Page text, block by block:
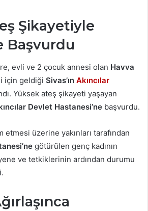
Şikayetiyle
Başvurdu
evli ve 2 çocuk annesi olan Havva
için geldiği Sivas’ın Akıncılar
Yüksek ateş şikayeti yaşayan
Devlet Hastanesi’ne başvurdu.
üzerine yakınları tarafından
götürülen genç kadının
ve tetkiklerinin ardından durumu